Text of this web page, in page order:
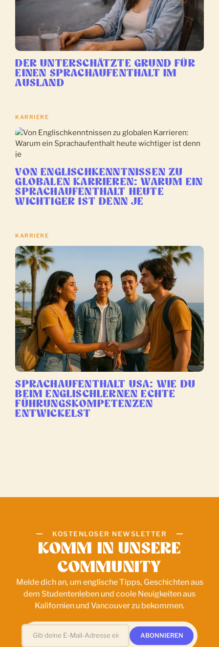
DER UNTERSCHÄTZTE GRUND FÜR
EINEN SPRACHAUFENTHALT IM
AUSLAND
KARRIERE
VON ENGLISCHKENNTNISSEN ZU
GLOBALEN KARRIEREN: WARUM EIN
SPRACHAUFENTHALT HEUTE
WICHTIGER IST DENN JE
KARRIERE
SPRACHAUFENTHALT USA: WIE DU
BEIM ENGLISCHLERNEN ECHTE
FÜHRUNGSKOMPETENZEN
ENTWICKELST
KOSTENLOSER NEWSLETTER
KOMM IN UNSERE
COMMUNITY
Melde dich an, um englische Tipps, Geschichten aus
dem Studentenleben und coole Neuigkeiten aus
Kalifornien und Vancouver zu bekommen.